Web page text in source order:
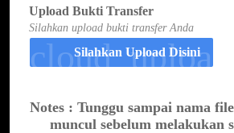
Upload Bukti Transfer
Silahkan upload bukti transfer Anda
cloud_upload
Silahkan Upload Disini
Notes : Tunggu sampai nama
muncul sebelum melakukan